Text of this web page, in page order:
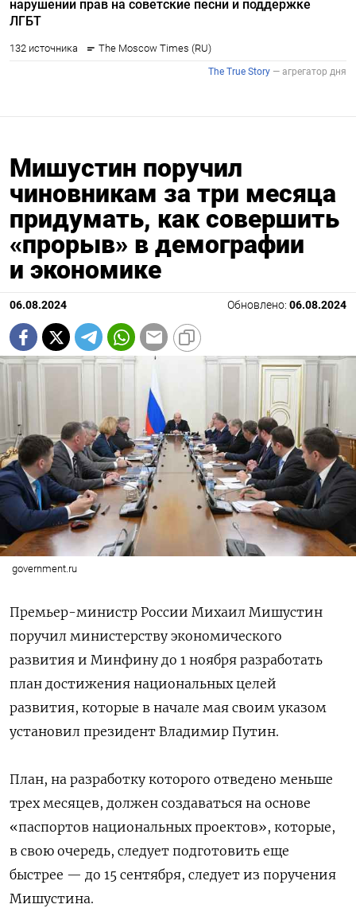
Мишустин поручил
чиновникам за три месяца
придумать, как совершить
«прорыв» в демографии
и экономике
06.08.2024 Обновлено: 06.08.2024
government.ru
Премьер-министр России Михаил Мишустин
поручил министерству экономического
развития и Минфину до 1 ноября разработать
план достижения национальных целей
развития, которые в начале мая своим указом
установил президент Владимир Путин.
План, на разработку которого отведено меньше
трех месяцев, должен создаваться на основе
«паспортов национальных проектов», которые,
в свою очередь, следует подготовить еще
быстрее — до 15 сентября, следует из поручения
Мишустина.